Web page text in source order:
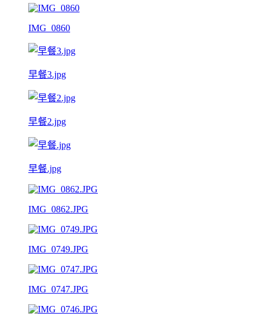
IMG_0860
早餐3.jpg
早餐2.jpg
早餐.jpg
IMG_0862.JPG
IMG_0749.JPG
IMG_0747.JPG